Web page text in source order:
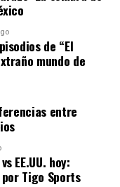
en
de “El
mundo de
entre
EE.UU. hoy:
Tigo Sports